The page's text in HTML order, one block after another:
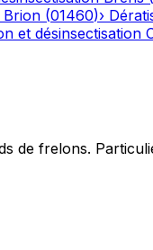
Brion (01460)›
et désinsectisation
de frelons.